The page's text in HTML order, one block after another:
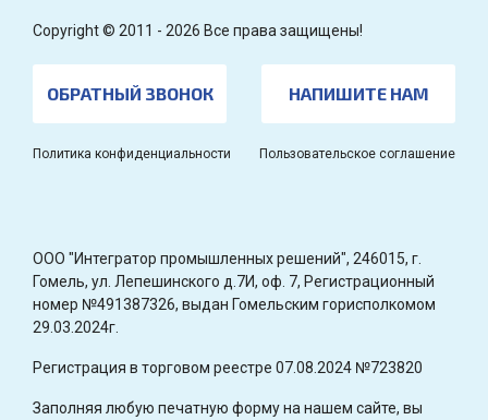
Copyright © 2011 - 2026 Все права защищены!
ОБРАТНЫЙ ЗВОНОК НАПИШИТЕ НАМ
Политика конфиденциальности Пользовательское соглашение
OOO "Интегратор промышленных решений", 246015, г.
Гомель, ул. Лепешинского д.7И, оф. 7, Регистрационный
номер №491387326, выдан Гомельским горисполкомом
29.03.2024г.
Регистрация в торговом реестре 07.08.2024 №723820
Заполняя любую печатную форму на нашем сайте, вы